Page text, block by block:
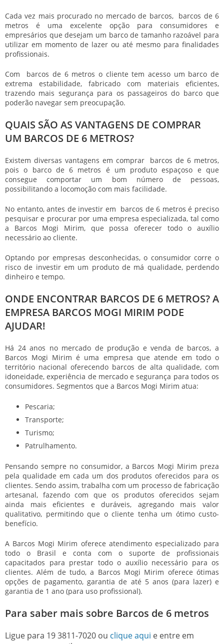
Cada vez mais procurado no mercado de barcos, barcos de 6
metros é uma excelente opção para consumidores e
empresários que desejam um barco de tamanho razoável para
utilizar em momento de lazer ou até mesmo para finalidades
profissionais.
Com barcos de 6 metros o cliente tem acesso um barco de
extrema estabilidade, fabricado com materiais eficientes,
trazendo mais segurança para os passageiros do barco que
poderão navegar sem preocupação.
QUAIS SÃO AS VANTAGENS DE COMPRAR
UM BARCOS DE 6 METROS?
Existem diversas vantagens em comprar barcos de 6 metros,
pois o barco de 6 metros é um produto espaçoso e que
consegue comportar um bom número de pessoas,
possibilitando a locomoção com mais facilidade.
No entanto, antes de investir em barcos de 6 metros é preciso
pesquisar e procurar por uma empresa especializada, tal como
a Barcos Mogi Mirim, que possa oferecer todo o auxílio
necessário ao cliente.
Optando por empresas desconhecidas, o consumidor corre o
risco de investir em um produto de má qualidade, perdendo
dinheiro e tempo.
ONDE ENCONTRAR BARCOS DE 6 METROS? A
EMPRESA BARCOS MOGI MIRIM PODE
AJUDAR!
Há 24 anos no mercado de produção e venda de barcos, a
Barcos Mogi Mirim é uma empresa que atende em todo o
território nacional oferecendo barcos de alta qualidade, com
idoneidade, experiência de mercado e segurança para todos os
consumidores. Segmentos que a Barcos Mogi Mirim atua:
Pescaria;
Transporte;
Turismo;
Patrulhamento.
Pensando sempre no consumidor, a Barcos Mogi Mirim preza
pela qualidade em cada um dos produtos oferecidos para os
clientes. Sendo assim, trabalha com um processo de fabricação
artesanal, fazendo com que os produtos oferecidos sejam
ainda mais eficientes e duráveis, agregando mais valor
qualitativo, permitindo que o cliente tenha um ótimo custo-
benefício.
A Barcos Mogi Mirim oferece atendimento especializado para
todo o Brasil e conta com o suporte de profissionais
capacitados para prestar todo o auxílio necessário para os
clientes. Além de tudo, a Barcos Mogi Mirim oferece ótimas
opções de pagamento, garantia de até 5 anos (para lazer) e
garantia de 1 ano (para uso profissional).
Para saber mais sobre Barcos de 6 metros
Ligue para 19 3811-7020 ou clique aqui e entre em